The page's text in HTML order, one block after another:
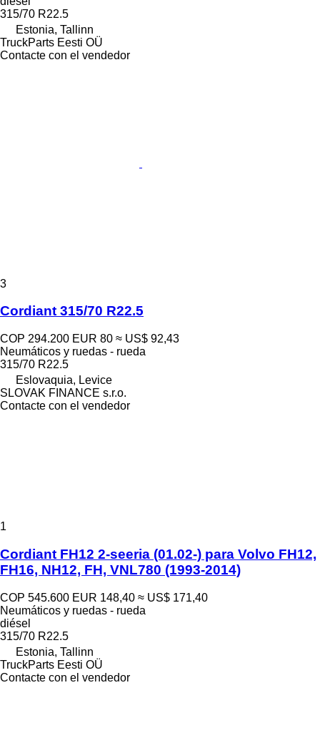
315/70 R22.5
Estonia, Tallinn
TruckParts Eesti OÜ
Contacte con el vendedor
3
Cordiant 315/70 R22.5
COP 294.200 EUR 80 ≈ US$ 92,43
Neumáticos y ruedas - rueda
315/70 R22.5
Eslovaquia, Levice
SLOVAK FINANCE s.r.o.
Contacte con el vendedor
1
Cordiant FH12 2-seeria (01.02-) para Volvo FH12,
FH16, NH12, FH, VNL780 (1993-2014)
COP 545.600 EUR 148,40 ≈ US$ 171,40
Neumáticos y ruedas - rueda
diésel
315/70 R22.5
Estonia, Tallinn
TruckParts Eesti OÜ
Contacte con el vendedor